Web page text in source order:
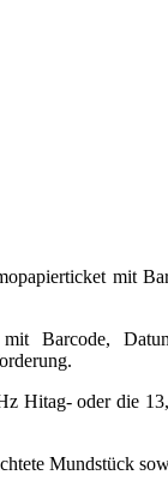
mit
Barcode,
Hitag- oder die
Mundstück